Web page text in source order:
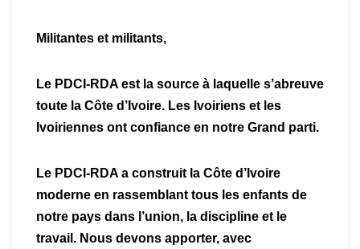
Militantes et militants,
Le PDCI-RDA est la source à laquelle s’abreuve
toute la Côte d’Ivoire. Les Ivoiriens et les
Ivoiriennes ont confiance en notre Grand parti.
Le PDCI-RDA a construit la Côte d’Ivoire
moderne en rassemblant tous les enfants de
notre pays dans l’union, la discipline et le
travail. Nous devons apporter, avec